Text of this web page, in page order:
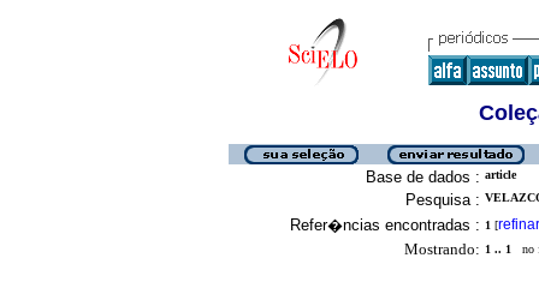
Base de dados : article
Pesquisa :
Refer�ncias encontradas : 1 [refinar
Mostrando: 1 .. 1 no